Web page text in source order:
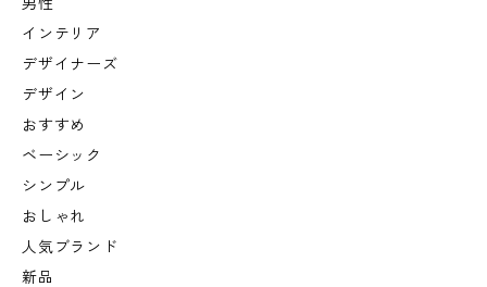
インテリア
デザイナーズ
デザイン
おすすめ
ベーシック
シンプル
おしゃれ
人気ブランド
新品